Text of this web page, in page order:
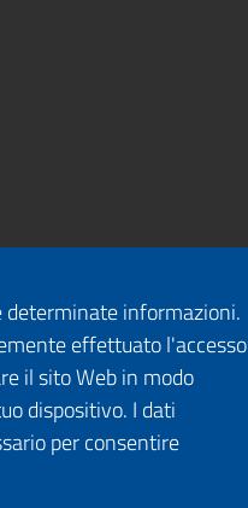
determinate informazioni.
effettuato l'accesso
il sito Web in modo
dispositivo. I dati
per consentire